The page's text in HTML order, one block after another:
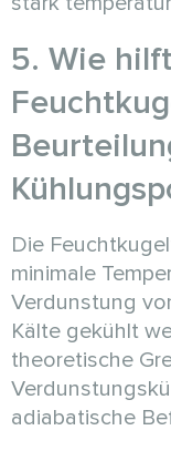
5. Wie
Die
minimale
Verdunstung
Kälte gekühlt
theoretische
adiabatische